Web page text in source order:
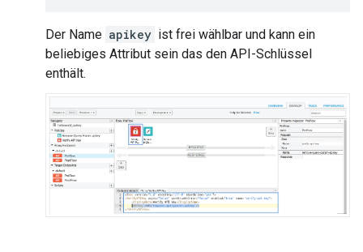
Der Name apikey ist frei wählbar und kann ein
beliebiges Attribut sein das den API-Schlüssel
enthält.